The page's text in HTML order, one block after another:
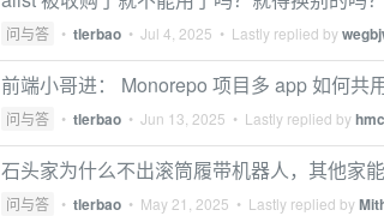
问与答 • tlerbao • Jul 4, 2025 • Lastly replied by
前端小哥进： Monorepo 项目多 app 如何共
问与答 • tlerbao • Jun 13, 2025 • Lastly replied by
石头家为什么不出滚筒履带机器人，其他家能
问与答 • tlerbao • May 21, 2025 • Lastly replied by